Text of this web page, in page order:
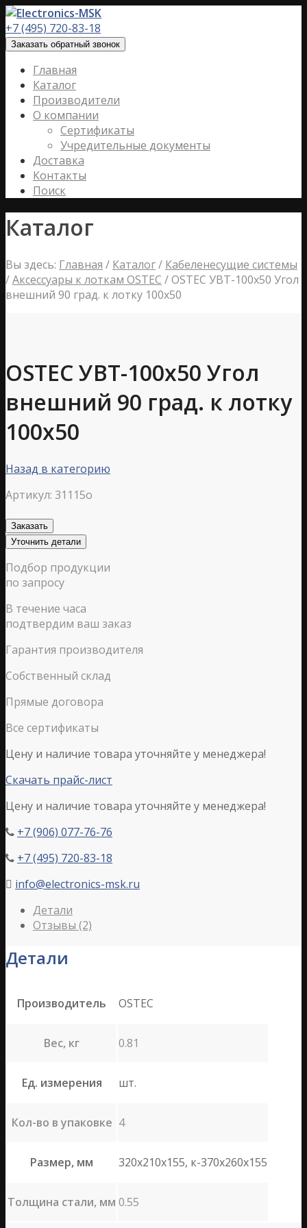
+7 (495) 720-83-18
Заказать обратный звонок
Главная
Каталог
Производители
О компании
Сертификаты
Учредительные документы
Доставка
Контакты
Поиск
Каталог
Вы здесь: Главная / Каталог/ Кабеленесущие системы
/Аксессуары к лоткам OSTEC /OSTEC УВТ-100х50 Угол
внешний 90 град. к лотку 100х50
OSTEC УВТ-100х50 Угол
внешний 90 град. к лотку
100х50
Назад в категорию
Артикул: 31115o
Заказать
Уточнить детали
Подбор продукции
по запросу
В течение часа
подтвердим ваш заказ
Гарантия производителя
Собственный склад
Прямые договора
Все сертификаты
Цену и наличие товара уточняйте у менеджера!
Скачать прайс-лист
Цену и наличие товара уточняйте у менеджера!
 +7 (906) 077-76-76
 +7 (495) 720-83-18
 info@electronics-msk.ru
Детали
Отзывы (2)
Детали
Производитель OSTEC
Вес, кг 0.81
Ед. измерения шт.
Кол-во в упаковке 4
Размер, мм 320х210х155, к-370х260х155
Толщина стали, мм 0.55